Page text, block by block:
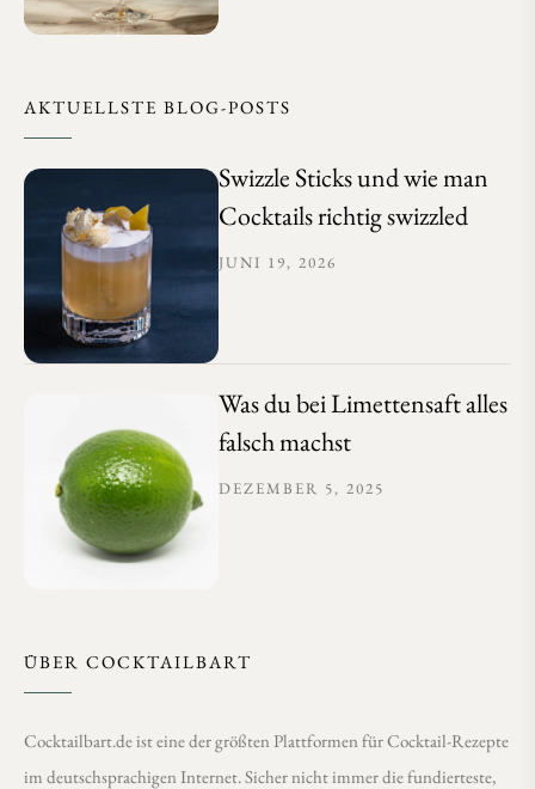
AKTUELLSTE BLOG-POSTS
Swizzle Sticks und wie man
Cocktails richtig swizzled
JUNI 19, 2026
Was du bei Limettensaft alles
falsch machst
DEZEMBER 5, 2025
ÜBER COCKTAILBART
Cocktailbart.de ist eine der größten Plattformen für Cocktail-Rezepte
im deutschsprachigen Internet. Sicher nicht immer die fundierteste,